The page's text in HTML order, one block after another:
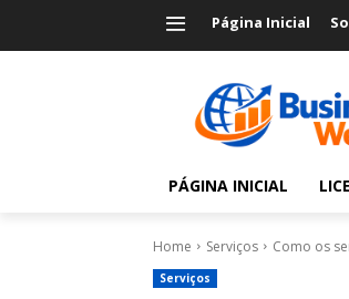
Página Inicial
PÁGINA INICIAL
Home Serviços Como os
Serviços